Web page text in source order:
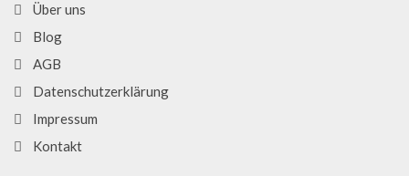
Über uns
Blog
AGB
Datenschutzerklärung
Impressum
Kontakt